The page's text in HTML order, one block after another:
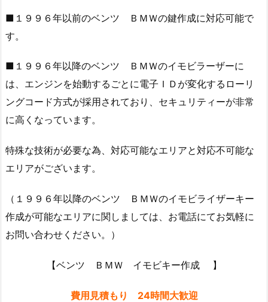
業
1.
2.
ツ
Ｍ
Ｗ
ン
ロ
ッ
■１９９６年以前のベンツ ＢＭＷの鍵作成に対応可能で
す。
■１９９６年以降のベンツ ＢＭＷのイモビラーザーに
は、エンジンを始動するごとに電子ＩＤが変化するローリ
ングコード方式が採用されており、セキュリティーが非常
に高くなっています。
特殊な技術が必要な為、対応可能なエリアと対応不可能な
エリアがございます。
（１９９６年以降のベンツ ＢＭＷのイモビライザーキー
作成が可能なエリアに関しましては、お電話にてお気軽に
お問い合わせください。）
【ベンツ ＢＭＷ イモビキー作成 】
費用見積もり 24時間大歓迎